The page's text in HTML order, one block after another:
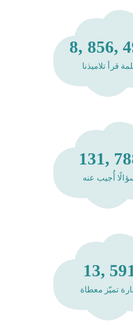
8, 856,
قرأ تلاميذنا
131,
أُجيب عنه
13,
تميّز معطاة